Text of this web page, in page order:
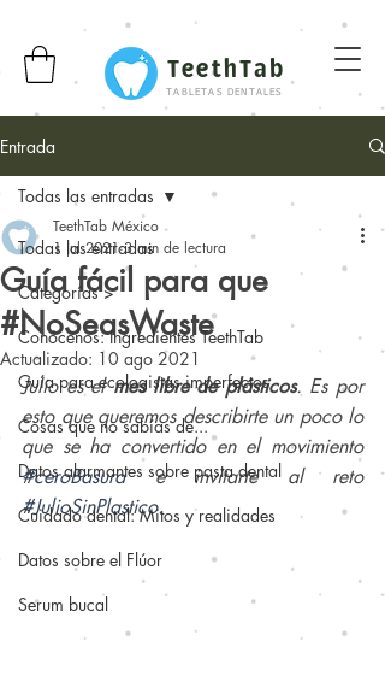
TeethTab
TABLETAS DENTALES
Entrada
Todas las entradas
Categorías >
Conócenos: Ingredientes TeethTab
Guía para ecologistas imperfectos
Cosas que no sabías de...
Datos alarmantes sobre pasta dental
Cuidado dental: Mitos y realidades
Datos sobre el Flúor
Serum bucal
Todas las entradas
Guía fácil para que
#NoSeasWaste
TeethTab México
1 jul 2021 3 min de lectura
Actualizado: 10 ago 2021
Julio es el mes libre de plásticos. Es por
esto que queremos describirte un poco lo
que se ha convertido en el movimiento
#ceroBasura
e invitarte al reto
#JulioSinPlastico.